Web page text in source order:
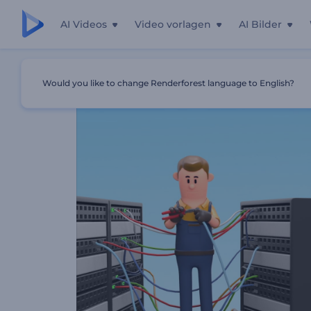
AI Videos Video vorlagen AI Bilder
Professioneller Technischer
Would you like to change Renderforest language to English?